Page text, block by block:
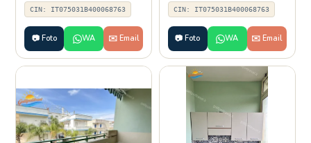
CIN: IT075031B400068763
📷 Foto WA ✉️ Email
CIN: IT075031B400068763
📷 Foto WA ✉️ Email